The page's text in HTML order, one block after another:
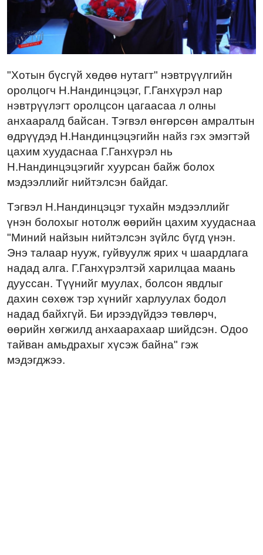
"Хотын бүсгүй хөдөө нутагт" нэвтрүүлгийн
оролцогч Н.Нандинцэцэг, Г.Ганхүрэл нар
нэвтрүүлэгт оролцсон цагаасаа л олны
анхааралд байсан. Тэгвэл өнгөрсөн амралтын
өдрүүдэд Н.Нандинцэцэгийн найз гэх эмэгтэй
цахим хуудаснаа Г.Ганхүрэл нь
Н.Нандинцэцэгийг хуурсан байж болох
мэдээллийг нийтэлсэн байдаг.
Тэгвэл Н.Нандинцэцэг тухайн мэдээллийг
үнэн болохыг нотолж өөрийн цахим хуудаснаа
"Миний найзын нийтэлсэн зүйлс бүгд үнэн.
Энэ талаар нууж, гуйвуулж ярих ч шаардлага
надад алга. Г.Ганхүрэлтэй харилцаа маань
дууссан. Түүнийг муулах, болсон явдлыг
дахин сөхөж тэр хүнийг харлуулах бодол
надад байхгүй. Би ирээдүйдээ төвлөрч,
өөрийн хөгжилд анхаарахаар шийдсэн. Одоо
тайван амьдрахыг хүсэж байна" гэж
мэдэгджээ.